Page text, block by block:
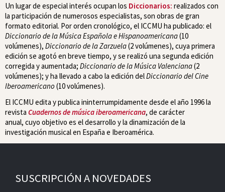
Un lugar de especial interés ocupan los Diccionarios: realizados con
la participación de numerosos especialistas, son obras de gran
formato editorial. Por orden cronológico, el ICCMU ha publicado: el
Diccionario de la Música Española e Hispanoamericana(10
volúmenes), Diccionario de la Zarzuela(2 volúmenes), cuya primera
edición se agotó en breve tiempo, y se realizó una segunda edición
corregida y aumentada; Diccionario de la Música Valenciana(2
volúmenes); y ha llevado a cabo la edición delDiccionario del Cine
Iberoamericano (10 volúmenes).
El ICCMU edita y publica ininterrumpidamente desde el año 1996 la
revista Cuadernos de música iberoamericana, de carácter
anual, cuyo objetivo es el desarrollo y la dinamización de la
investigación musical en España e Iberoamérica.
SUSCRIPCIÓN A NOVEDADES